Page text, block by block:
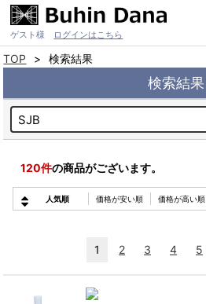
ゲスト様 ログインはこちら
TOP 検索結果
検索結果
120件の商品がございます。
人気順 価格が安い順 価格が高い順
1 2 3 4 5